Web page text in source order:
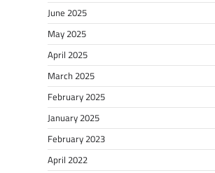
June 2025
May 2025
April 2025
March 2025
February 2025
January 2025
February 2023
April 2022